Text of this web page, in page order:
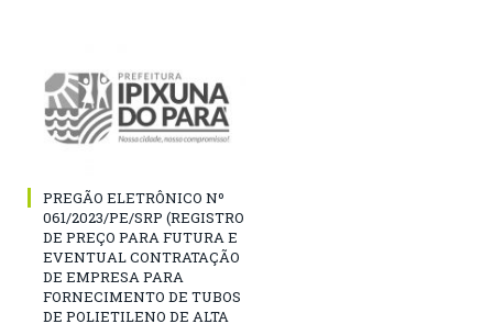
PREGÃO ELETRÔNICO Nº
061/2023/PE/SRP (REGISTRO
DE PREÇO PARA FUTURA E
EVENTUAL CONTRATAÇÃO
DE EMPRESA PARA
FORNECIMENTO DE TUBOS
DE POLIETILENO DE ALTA